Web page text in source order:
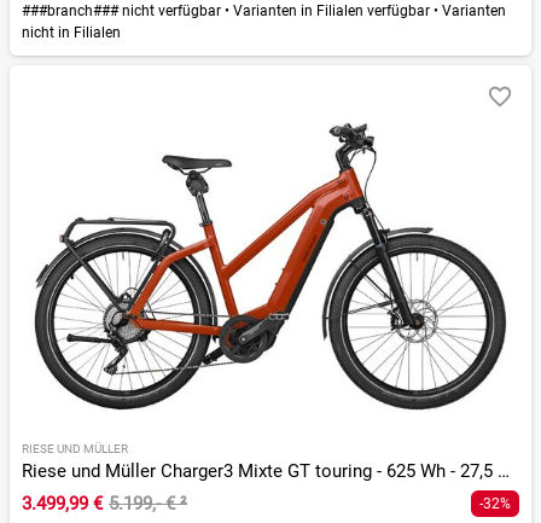
###branch### nicht verfügbar • Varianten in Filialen verfügbar • Varianten
nicht in Filialen
RIESE UND MÜLLER
Riese und Müller Charger3 Mixte GT touring - 625 Wh - 27,5 Zoll - Trapez
3.499,99 € 5.199,- €² -32%